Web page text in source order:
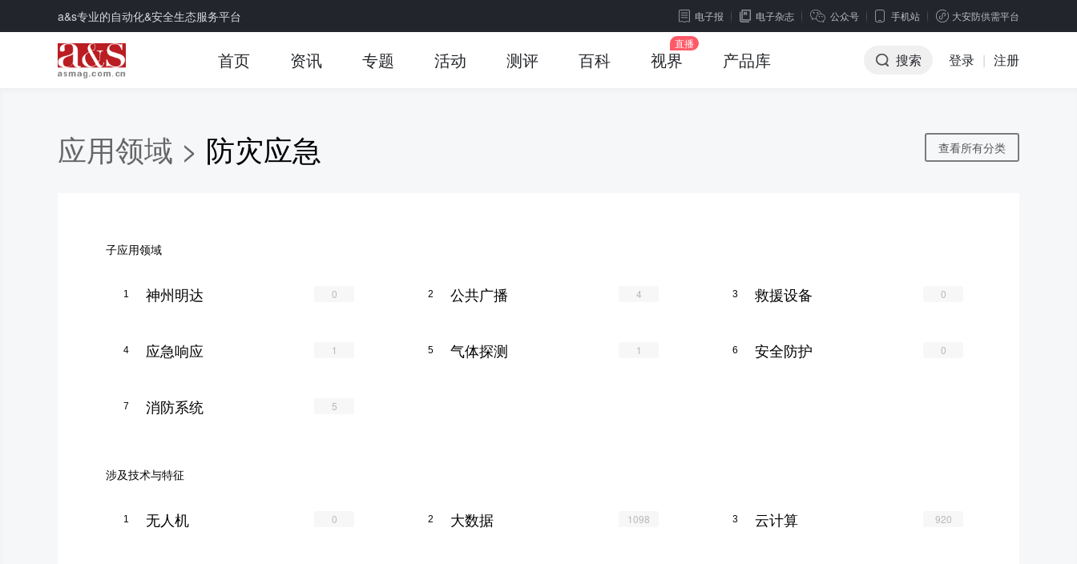
a&s专业的自动化&安全生态服务平台 电子报 电子杂志 公众号 手机站 大安防供需平台
首页 资讯 专题 活动 测评 百科 视界 产品库 搜索 登录 | 注册
应用领域 > 防灾应急 查看所有分类
子应用领域
1 神州明达 0 2 公共广播 4 3 救援设备 0
4 应急响应 1 5 气体探测 1 6 安全防护 0
7 消防系统 5
涉及技术与特征
1 无人机 0 2 大数据 1098 3 云计算 920